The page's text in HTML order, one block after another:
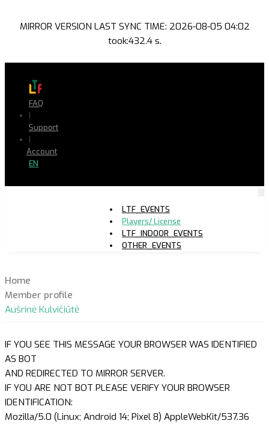
MIRROR VERSION LAST SYNC TIME: 2026-08-05 04:02
took:432.4 s.
FAQ
|
Support
|
Account
EN
LTF_EVENTS
Players/ License
LTF_INDOOR_EVENTS
OTHER_EVENTS
Home
Member profile
Aušrinė Kulvičiūtė
IF YOU SEE THIS MESSAGE YOUR BROWSER WAS IDENTIFIED
AS BOT
AND REDIRECTED TO MIRROR SERVER.
IF YOU ARE NOT BOT PLEASE VERIFY YOUR BROWSER
IDENTIFICATION:
Mozilla/5.0 (Linux; Android 14; Pixel 8) AppleWebKit/537.36